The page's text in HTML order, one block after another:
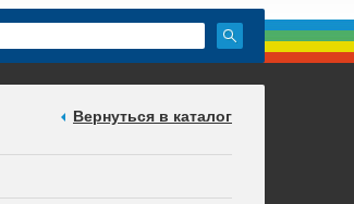
Вернуться в каталог